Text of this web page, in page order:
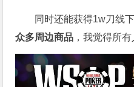
同时还能获得1w刀线
众多周边商品 ，我觉得所